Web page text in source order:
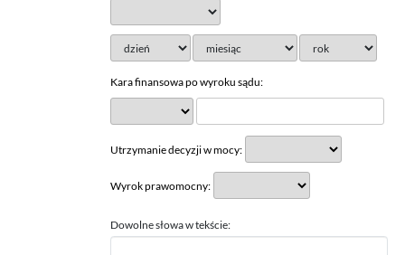
Kara finansowa po wyroku sądu:
Utrzymanie decyzji w mocy:
Wyrok prawomocny:
Dowolne słowa w tekście: